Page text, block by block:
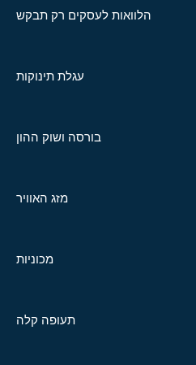
הלוואות לעסקים רק תבקש
עגלת תינוקות
בורסה ושוק ההון
מזג האוויר
מכוניות
תעופה קלה